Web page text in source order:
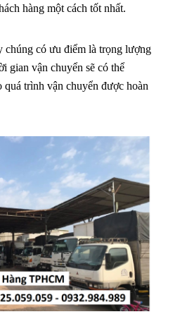
hàng một cách tốt nhất.
có ưu điểm là trọng lượng
gian vận chuyển sẽ có thể
quá trình vận chuyển được hoàn